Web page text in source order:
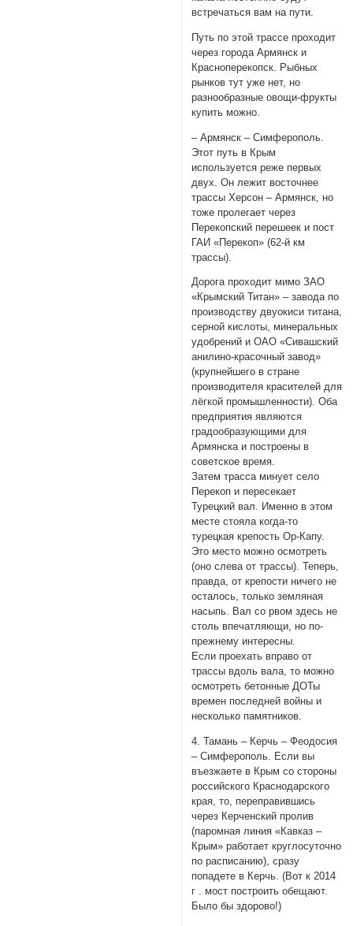
встречаться вам на пути.
Путь по этой трассе проходит
через города Армянск и
Красноперекопск. Рыбных
рынков тут уже нет, но
разнообразные овощи-фрукты
купить можно.
– Армянск – Симферополь.
Этот путь в Крым
используется реже первых
двух. Он лежит восточнее
трассы Херсон – Армянск, но
тоже пролегает через
Перекопский перешеек и пост
ГАИ «Перекоп» (62-й км
трассы).
Дорога проходит мимо ЗАО
«Крымский Титан» – завода по
производству двуокиси титана,
серной кислоты, минеральных
удобрений и ОАО «Сивашский
анилино-красочный завод»
(крупнейшего в стране
производителя красителей для
лёгкой промышленности). Оба
предприятия являются
градообразующими для
Армянска и построены в
советское время.
Затем трасса минует село
Перекоп и пересекает
Турецкий вал. Именно в этом
месте стояла когда-то
турецкая крепость Ор-Капу.
Это место можно осмотреть
(оно слева от трассы). Теперь,
правда, от крепости ничего не
осталось, только земляная
насыпь. Вал со рвом здесь не
столь впечатляющи, но по-
прежнему интересны.
Если проехать вправо от
трассы вдоль вала, то можно
осмотреть бетонные ДОТы
времен последней войны и
несколько памятников.
4. Тамань – Керчь – Феодосия
– Симферополь. Если вы
въезжаете в Крым со стороны
российского Краснодарского
края, то, переправившись
через Керченский пролив
(паромная линия «Кавказ –
Крым» работает круглосуточно
по расписанию), сразу
попадете в Керчь. (Вот к 2014
г . мост построить обещают.
Было бы здорово!)